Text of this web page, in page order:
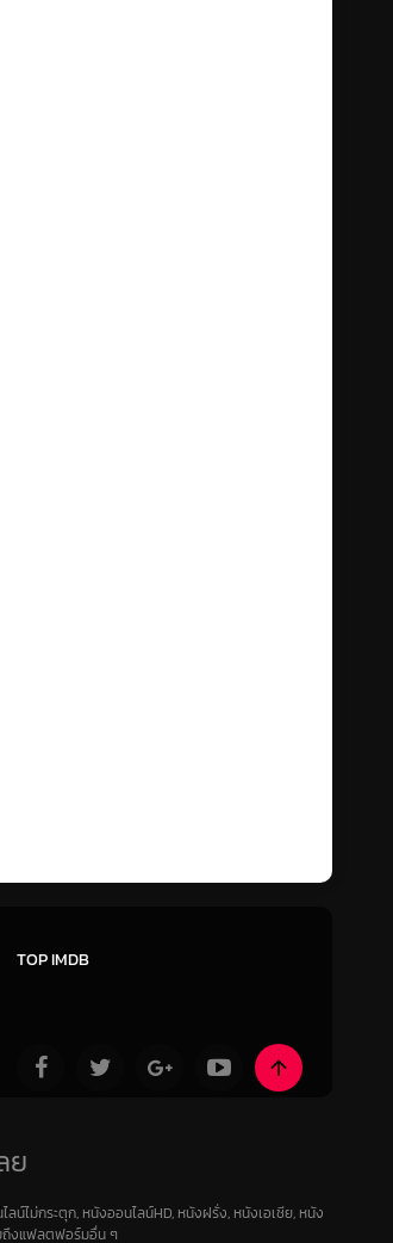
TOP IMDB
ย
ไม่กระตุก, หนังออนไลน์HD, หนังฝรั่ง, หนังเอเชีย, หนัง
ถึงแฟลตฟอร์มอื่น ๆ